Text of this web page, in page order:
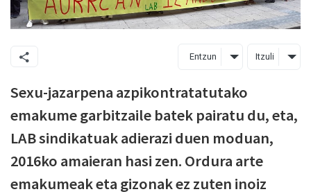
Entzun Itzuli
Sexu-jazarpena azpikontratatutako
emakume garbitzaile batek pairatu du, eta,
LAB sindikatuak adierazi duen moduan,
2016ko amaieran hasi zen. Ordura arte
emakumeak eta gizonak ez zuten inoiz